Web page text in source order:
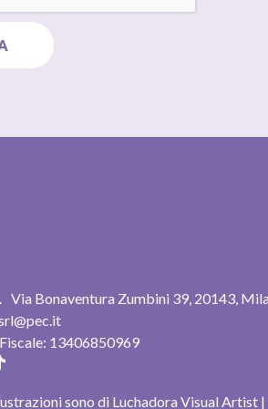
Via Bonaventura Zumbini 39, 20143,
Fiscale: 13406850969
sono di Luchadora Visual Artist